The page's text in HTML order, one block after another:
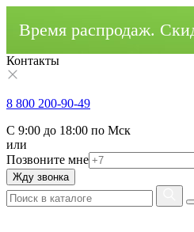
Время распродаж.
Контакты
8 800 200-90-49
С 9:00 до 18:00 по Мск
или
Позвоните мне
Жду звонка